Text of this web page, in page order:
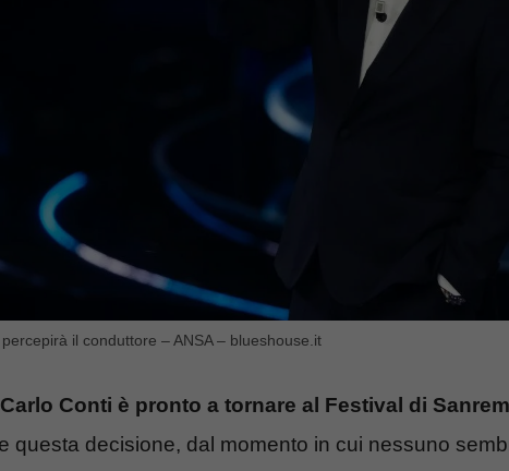
il conduttore – ANSA – blueshouse.it
Carlo Conti è pronto a tornare al Festival di
questa decisione, dal momento in cui nessuno